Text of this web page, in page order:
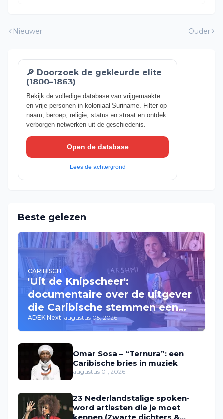
Nieuwer Ouder
🔎 Doorzoek de gekleurde elite
(1800–1863)
Bekijk de volledige database van vrijgemaakte
en vrije personen in koloniaal Suriname. Filter op
naam, beroep, religie, status en straat en ontdek
verborgen netwerken uit de geschiedenis.
Open de database
Lees de achtergrond
Beste gelezen
CARIBISCH
'Uit de Knipscheer':
documentaire over de uitgever
die Caribische stemmen een
plek gaf
ADEK Next-augustus 05, 2026
Omar Sosa – “Ternura”: een
Caribische bries in muziek
augustus 01, 2026
23 Nederlandstalige spoken-
word artiesten die je moet
kennen (Zwarte dichters &